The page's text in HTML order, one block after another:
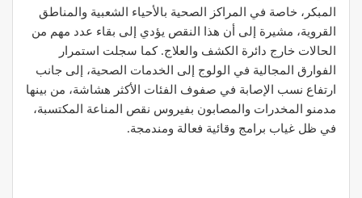
المبكر، خاصة في المراكز الصحية بالأحياء الشعبية والمناطق
القروية، مشيرة إلى أن هذا النقص يؤدي إلى بقاء عدد مهم من
الحالات خارج دائرة الكشف والعلاج. كما سجلت استمرار
الفوارق المجالية في الولوج إلى الخدمات الصحية، إلى جانب
ارتفاع نسب الإصابة في صفوف الفئات الأكثر هشاشة، من بينها
مدمنو المخدرات والمصابون بفيروس نقص المناعة المكتسبة،
في ظل غياب برامج وقائية فعالة ومندمجة.